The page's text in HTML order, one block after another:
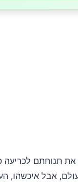
את תנוחתם
אבל איכשהו,